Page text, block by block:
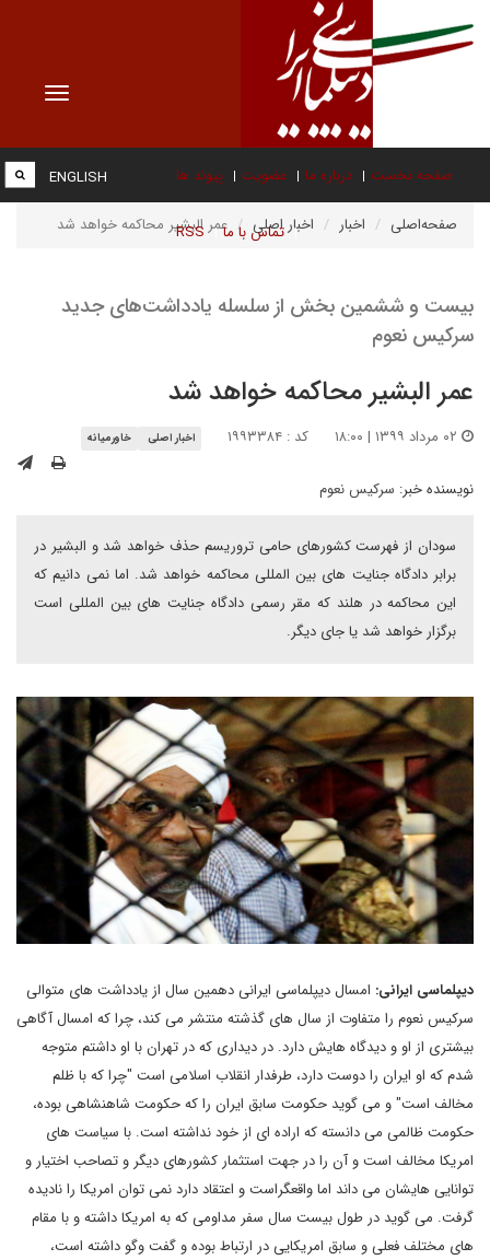
Toggle
صفحه نخست درباره ما عضویت پیوند ها
تماس با ما RSS
ENGLISH
صفحه‌اصلی اخبار اخبار اصلی عمر البشیر محاکمه خواهد شد
بیست و ششمین بخش از سلسله یادداشت‌های جدید
سرکیس نعوم
عمر البشیر محاکمه خواهد شد
کد : ۱۹۹۳۳۸۴ اخبار اصلی خاورمیانه
نویسنده خبر: سرکیس نعوم
سودان از فهرست کشورهای حامی تروریسم حذف خواهد شد و البشیر در
برابر دادگاه جنایت های بین المللی محاکمه خواهد شد. اما نمی دانیم که
این محاکمه در هلند که مقر رسمی دادگاه جنایت های بین المللی است
برگزار خواهد شد یا جای دیگر.
دیپلماسی ایرانی: امسال دیپلماسی ایرانی دهمین سال از یادداشت های متوالی
سرکیس نعوم را متفاوت از سال های گذشته منتشر می کند، چرا که امسال آگاهی
بیشتری از او و دیدگاه هایش دارد. در دیداری که در تهران با او داشتم متوجه
شدم که او ایران را دوست دارد، طرفدار انقلاب اسلامی است "چرا که با ظلم
مخالف است" و می گوید حکومت سابق ایران را که حکومت شاهنشاهی بوده،
حکومت ظالمی می دانسته که اراده ای از خود نداشته است. با سیاست های
امریکا مخالف است و آن را در جهت استثمار کشورهای دیگر و تصاحب اختیار و
توانایی هایشان می داند اما واقعگراست و اعتقاد دارد نمی توان امریکا را نادیده
گرفت. می گوید در طول بیست سال سفر مداومی که به امریکا داشته و با مقام
های مختلف فعلی و سابق امریکایی در ارتباط بوده و گفت وگو داشته است،